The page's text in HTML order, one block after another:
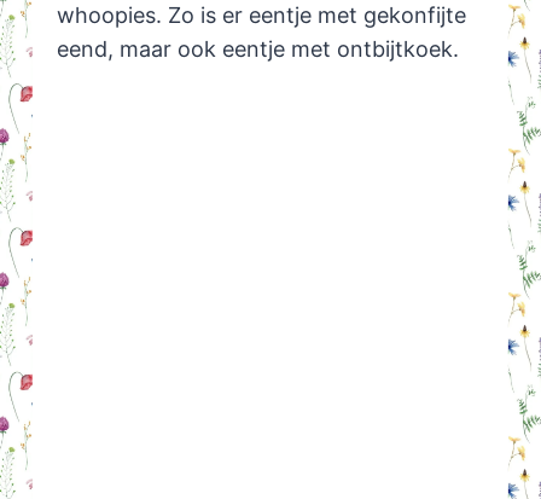
whoopies. Zo is er eentje met gekonfijte
eend, maar ook eentje met ontbijtkoek.